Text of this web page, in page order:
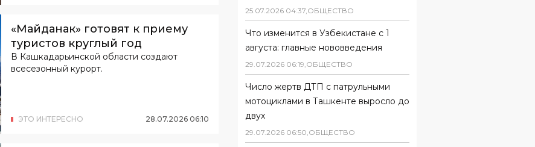
ЭТО ИНТЕРЕСНО 28.07.2026 06:10
«Майданак» готовят к приему
туристов круглый год
В Кашкадарьинской области создают
всесезонный курорт.
25.07.2026 04:37,ОБЩЕСТВО
Что изменится в Узбекистане с 1
августа: главные нововведения
29.07.2026 06:19,ОБЩЕСТВО
Число жертв ДТП с патрульными
мотоциклами в Ташкенте выросло до
двух
29.07.2026 06:50,ОБЩЕСТВО